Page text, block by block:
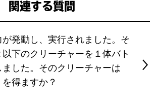
関連する質問
が発動し、実行されました。そ
下のクリーチャーを１体バト
した。そのクリーチャーは
を得ますか？